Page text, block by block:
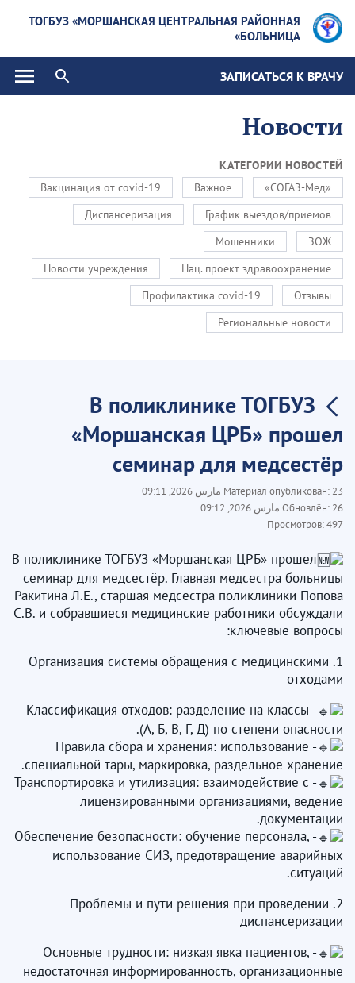
ТОГБУЗ «МОРШАНСКАЯ ЦЕНТРАЛЬНАЯ РАЙОННАЯ
БОЛЬНИЦА»
ЗАПИСАТЬСЯ К ВРАЧУ
Новости
КАТЕГОРИИ НОВОСТЕЙ
«СОГАЗ-Мед»
Важное
Вакцинация от covid-19
График выездов/приемов
Диспансеризация
ЗОЖ
Мошенники
Нац. проект здравоохранение
Новости учреждения
Отзывы
Профилактика covid-19
Региональные новости
В поликлинике ТОГБУЗ
«Моршанская ЦРБ» прошел
семинар для медсестёр
Материал опубликован: 23 مارس 2026, 09:11
Обновлён: 26 مارس 2026, 09:12
Просмотров:497
В поликлинике ТОГБУЗ «Моршанская ЦРБ» прошел
семинар для медсестёр. Главная медсестра больницы
Ракитина Л.Е., старшая медсестра поликлиники Попова
С.В. и собравшиеся медицинские работники обсуждали
ключевые вопросы:
1. Организация системы обращения с медицинскими
отходами
- Классификация отходов: разделение на классы
(А, Б, В, Г, Д) по степени опасности.
- Правила сбора и хранения: использование
специальной тары, маркировка, раздельное хранение.
- Транспортировка и утилизация: взаимодействие с
лицензированными организациями, ведение
документации.
- Обеспечение безопасности: обучение персонала,
использование СИЗ, предотвращение аварийных
ситуаций.
2. Проблемы и пути решения при проведении
диспансеризации
- Основные трудности: низкая явка пациентов,
недостаточная информированность, организационные